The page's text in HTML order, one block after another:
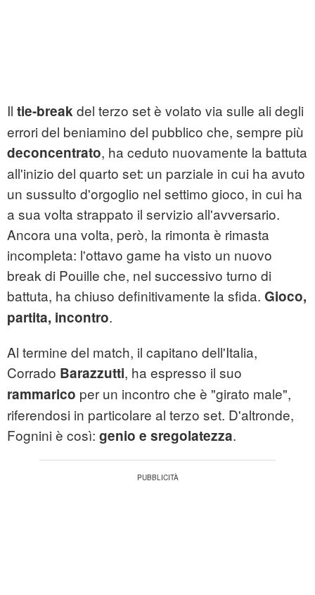
Il tie-breakdel terzo set è volato via sulle ali degli
errori del beniamino del pubblico che, sempre più
deconcentrato, ha ceduto nuovamente la battuta
all'inizio del quarto set: un parziale in cui ha avuto
un sussulto d'orgoglio nel settimo gioco, in cui ha
a sua volta strappato il servizio all'avversario.
Ancora una volta, però, la rimonta è rimasta
incompleta: l'ottavo game ha visto un nuovo
break di Pouille che, nel successivo turno di
battuta, ha chiuso definitivamente la sfida. Gioco,
partita, incontro.
Al termine del match, il capitano dell'Italia,
Corrado Barazzutti, ha espresso il suo
rammarico per un incontro che è "girato male",
riferendosi in particolare al terzo set. D'altronde,
Fognini è così: genio e sregolatezza.